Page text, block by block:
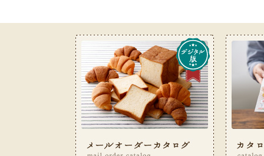
お客様サービス室フリーダイヤル 0120-487-050（